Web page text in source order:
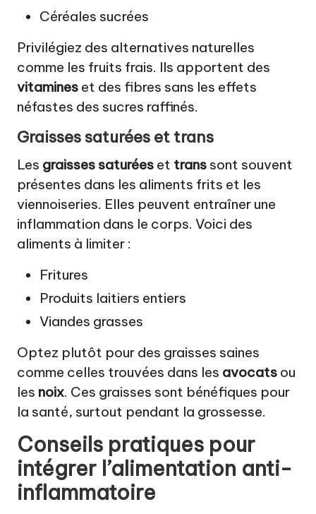
Céréales sucrées
Privilégiez des alternatives naturelles
comme les fruits frais. Ils apportent des
vitamines et des fibres sans les effets
néfastes des sucres raffinés.
Graisses saturées et trans
Les graisses saturées et trans sont souvent
présentes dans les aliments frits et les
viennoiseries. Elles peuvent entraîner une
inflammation dans le corps. Voici des
aliments à limiter :
Fritures
Produits laitiers entiers
Viandes grasses
Optez plutôt pour des graisses saines
comme celles trouvées dans les avocats ou
les noix. Ces graisses sont bénéfiques pour
la santé, surtout pendant la grossesse.
Conseils pratiques pour
intégrer l’alimentation anti-
inflammatoire